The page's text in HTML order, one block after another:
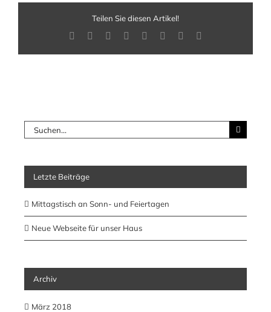
Teilen Sie diesen Artikel!
Facebook Reddit LinkedIn
TumblrPinterest
Suche
nach:
Letzte Beiträge
Mittagstisch an Sonn- und Feiertagen
Neue Webseite für unser Haus
Archiv
März 2018